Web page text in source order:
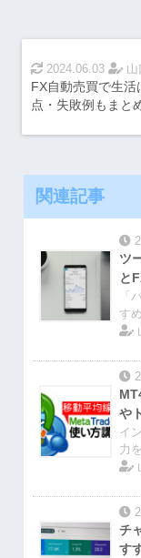
2024.06.03 山
FX自動売買で生
点・失敗例もまと
関連記事
ツ
と
「
す
や
イ
力
チ
す